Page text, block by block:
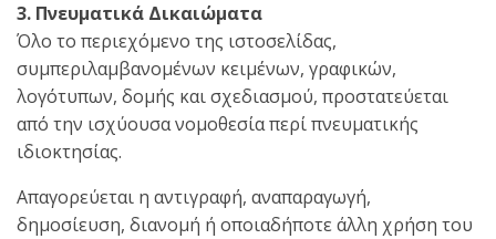
3. Πνευματικά Δικαιώματα
Όλο το περιεχόμενο της ιστοσελίδας,
συμπεριλαμβανομένων κειμένων, γραφικών,
λογότυπων, δομής και σχεδιασμού, προστατεύεται
από την ισχύουσα νομοθεσία περί πνευματικής
ιδιοκτησίας.
Απαγορεύεται η αντιγραφή, αναπαραγωγή,
δημοσίευση, διανομή ή οποιαδήποτε άλλη χρήση του